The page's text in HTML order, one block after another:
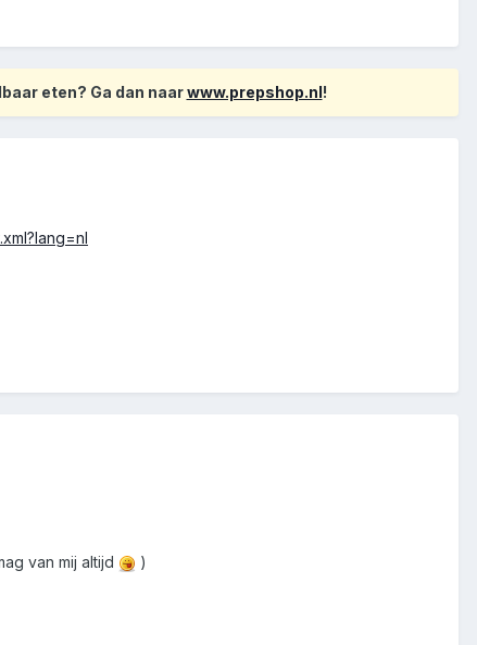
eten? Ga dan naarwww.prepshop.nl!
van mij altijd )